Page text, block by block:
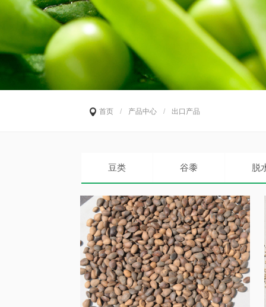
首页 / 产品中心 / 出口产品
豆类 谷黍 脱